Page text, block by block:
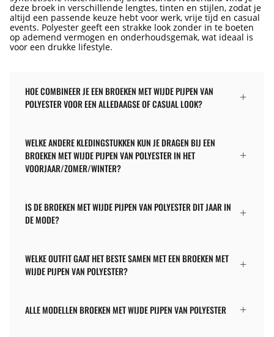
deze broek in verschillende lengtes, tinten en stijlen, zodat je
altijd een passende keuze hebt voor werk, vrije tijd en casual
events. Polyester geeft een strakke look zonder in te boeten
op ademend vermogen en onderhoudsgemak, wat ideaal is
voor een drukke lifestyle.
HOE COMBINEER JE EEN BROEKEN MET WIJDE PIJPEN VAN
POLYESTER VOOR EEN ALLEDAAGSE OF CASUAL LOOK?
WELKE ANDERE KLEDINGSTUKKEN KUN JE DRAGEN BIJ EEN
BROEKEN MET WIJDE PIJPEN VAN POLYESTER IN HET
VOORJAAR/ZOMER/WINTER?
IS DE BROEKEN MET WIJDE PIJPEN VAN POLYESTER DIT JAAR IN
DE MODE?
WELKE OUTFIT GAAT HET BESTE SAMEN MET EEN BROEKEN MET
WIJDE PIJPEN VAN POLYESTER?
ALLE MODELLEN BROEKEN MET WIJDE PIJPEN VAN POLYESTER